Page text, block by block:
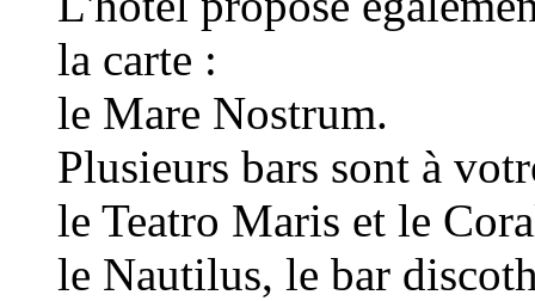
la carte :
le Mare Nostrum.
Plusieurs bars sont à
le Teatro Maris et le
le Nautilus, le bar